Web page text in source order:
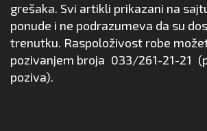
grešaka. Svi artikli prikazani na
ponude i ne podrazumeva da su
trenutku. Raspoloživost robe
pozivanjem broja 033/261-21-21
poziva).